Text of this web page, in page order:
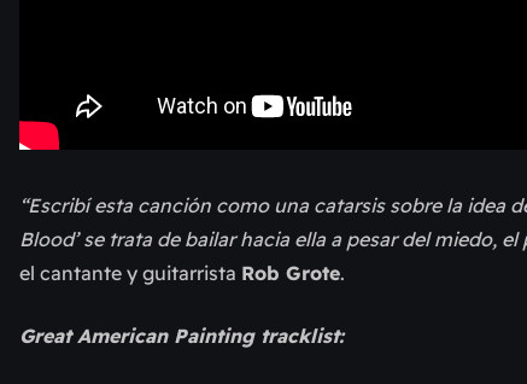
“Escribí esta canción como una catarsis sobre la idea
Blood’ se trata de bailar hacia ella a pesar del miedo,
el cantante y guitarrista Rob Grote.
Great American Painting tracklist: